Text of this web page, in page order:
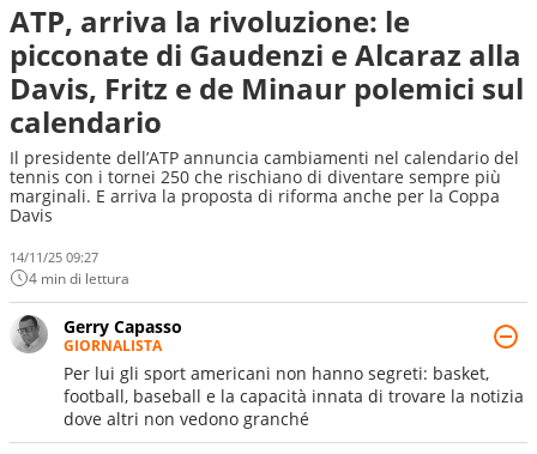
ATP, arriva la rivoluzione: le
picconate di Gaudenzi e Alcaraz alla
Davis, Fritz e de Minaur polemici sul
calendario
Il presidente dell’ATP annuncia cambiamenti nel calendario del
tennis con i tornei 250 che rischiano di diventare sempre più
marginali. E arriva la proposta di riforma anche per la Coppa
Davis
14/11/25 09:27
4 min di lettura
Gerry Capasso
GIORNALISTA
Per lui gli sport americani non hanno segreti: basket,
football, baseball e la capacità innata di trovare la notizia
dove altri non vedono granché